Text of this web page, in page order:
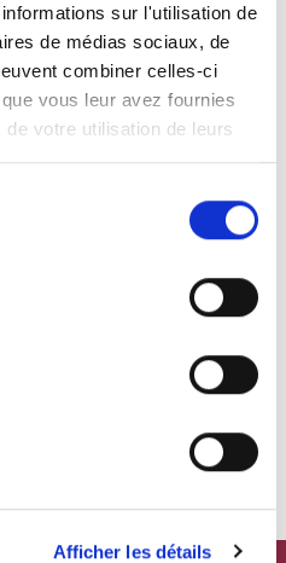
sur l'utilisation de
de médias sociaux, de
combiner celles-ci
vous leur avez fournies
votre utilisation de leurs
Afficher les détails
réalisée sur mesure et
six couloirs (2000m²).
Moule,